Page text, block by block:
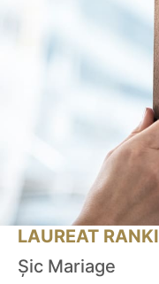
LAUREAT
Șic Mariage